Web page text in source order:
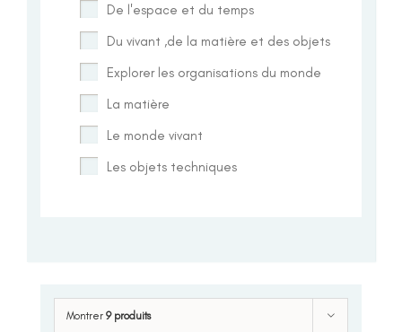
Montrer 9 produits
De l'espace et du temps
Du vivant ,de la matière et des objets
Explorer les organisations du monde
La matière
Le monde vivant
Les objets techniques